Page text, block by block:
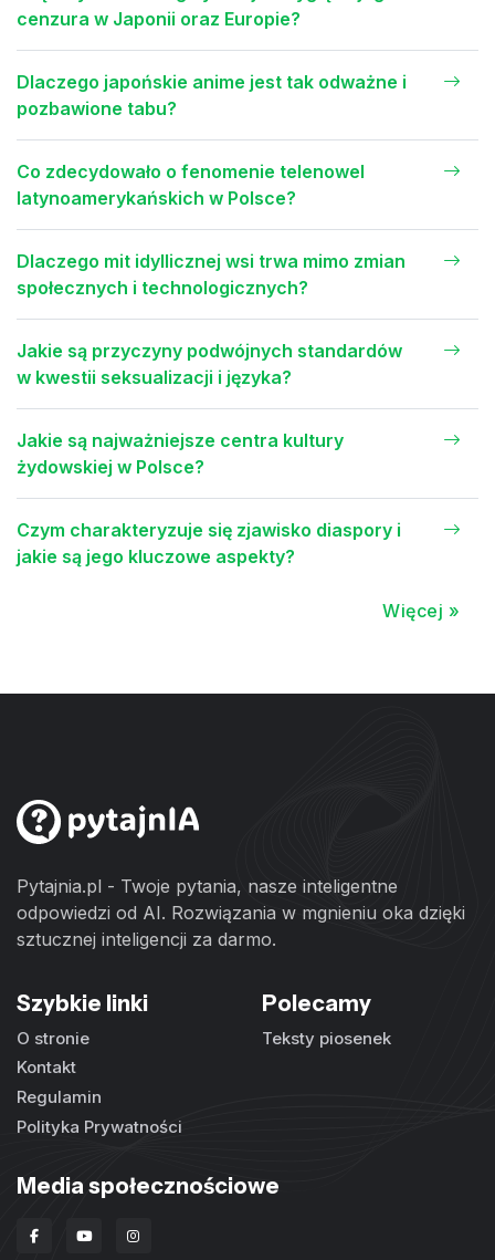
cenzura w Japonii oraz Europie?
Dlaczego japońskie anime jest tak odważne i
pozbawione tabu?
Co zdecydowało o fenomenie telenowel
latynoamerykańskich w Polsce?
Dlaczego mit idyllicznej wsi trwa mimo zmian
społecznych i technologicznych?
Jakie są przyczyny podwójnych standardów
w kwestii seksualizacji i języka?
Jakie są najważniejsze centra kultury
żydowskiej w Polsce?
Czym charakteryzuje się zjawisko diaspory i
jakie są jego kluczowe aspekty?
Więcej »
Pytajnia.pl - Twoje pytania, nasze inteligentne
odpowiedzi od AI. Rozwiązania w mgnieniu oka dzięki
sztucznej inteligencji za darmo.
Szybkie linki
O stronie
Kontakt
Regulamin
Polityka Prywatności
Polecamy
Teksty piosenek
Media społecznościowe